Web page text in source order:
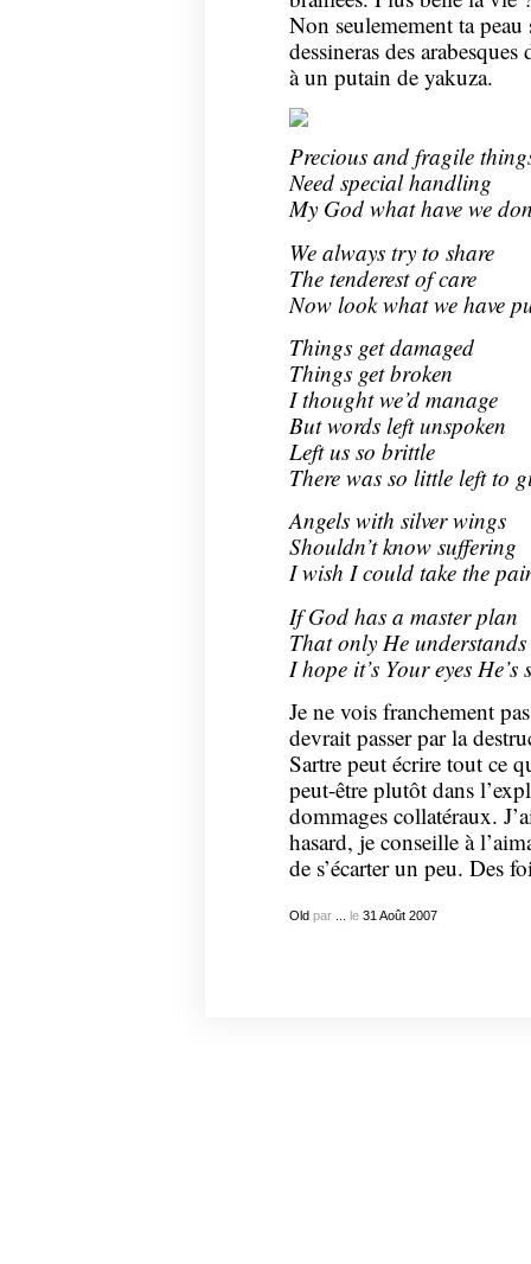
Non seulemement ta
dessineras des arabesques
à un putain de yakuza.
Precious and fragile
Need special handling
My God what have we
We always try to share
The tenderest of care
Now look what we have
Things get damaged
Things get broken
I thought we’d manage
But words left unspoken
Left us so brittle
There was so little left to
Angels with silver wings
Shouldn’t know suffering
I wish I could take the
If God has a master plan
That only He understands
I hope it’s Your eyes
Je ne vois franchement
devrait passer par la
Sartre peut écrire tout ce
peut-être plutôt dans
dommages collatéraux.
hasard, je conseille à
de s’écarter un peu. Des
Oldpar le 31 Août 2007